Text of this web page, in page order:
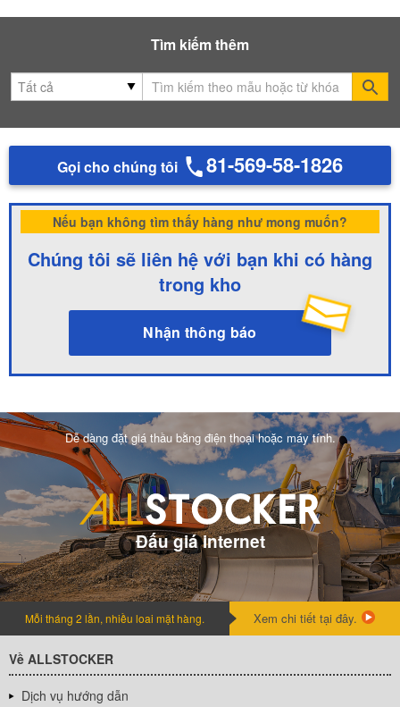
Tìm kiếm thêm
Gọi cho chúng tôi 81-569-58-1826
Nếu bạn không tìm thấy hàng như mong muốn?
Chúng tôi sẽ liên hệ với bạn khi có hàng
trong kho
Nhận thông báo
Dễ dàng đặt giá thầu bằng điện thoại hoặc máy tính.
Đấu giá internet
Mỗi tháng 2 lần, nhiều loai mặt hàng. Xem chi tiết tại đây.
Về ALLSTOCKER
Dịch vụ hướng dẫn